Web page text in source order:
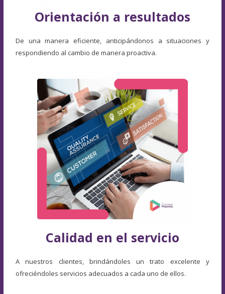
Orientación a resultados
De una manera eficiente, anticipándonos a situaciones y
respondiendo al cambio de manera proactiva.
Calidad en el servicio
A nuestros clientes, brindándoles un trato excelente y
ofreciéndoles servicios adecuados a cada uno de ellos.